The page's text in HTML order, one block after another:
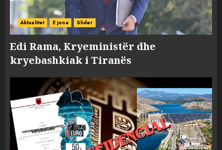
Aktualitet E jona Slider
Edi Rama, Kryeministër dhe
kryebashkiak i Tiranës